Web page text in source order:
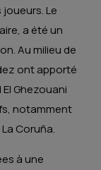
joueurs. Le
a été un
Au milieu de
ont apporté
Ghezouani
notamment
Coruña.
à une